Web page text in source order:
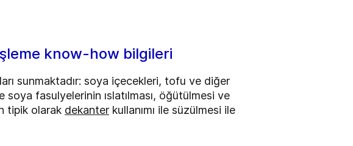
know-how bilgileri
sunmaktadır: soya içecekleri, tofu ve diğer
fasulyelerinin ıslatılması, öğütülmesi ve
tipik olarak dekanter kullanımı ile süzülmesi ile